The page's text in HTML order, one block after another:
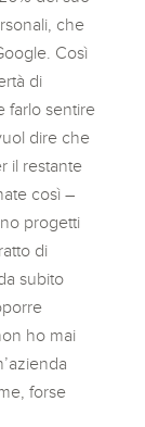
che
Così
di
farlo sentire
dire che
il restante
così –
progetti
di
subito
ho mai
forse